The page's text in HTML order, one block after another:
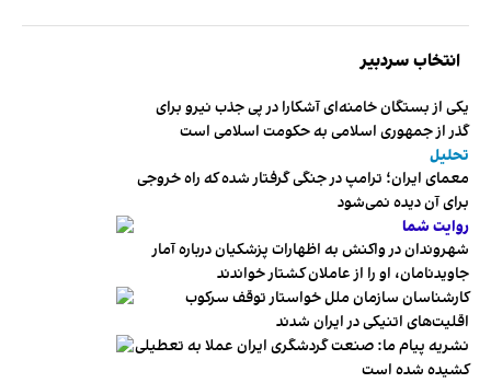
انتخاب سردبیر
یکی از بستگان خامنه‌ای آشکارا در پی جذب نیرو برای
گذر از جمهوری اسلامی به حکومت اسلامی است
تحلیل
معمای ایران؛ ترامپ در جنگی گرفتار شده که راه خروجی
برای آن دیده نمی‌شود
روایت شما
شهروندان در واکنش به اظهارات پزشکیان درباره آمار
جاویدنامان، او را از عاملان کشتار خواندند
کارشناسان سازمان ملل خواستار توقف سرکوب
اقلیت‌های اتنیکی در ایران شدند
نشریه پیام ما: صنعت گردشگری ایران عملا به تعطیلی
کشیده شده است